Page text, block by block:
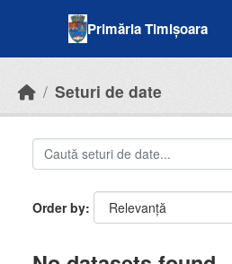
Primăria Timișoara
Seturi de date
Order by